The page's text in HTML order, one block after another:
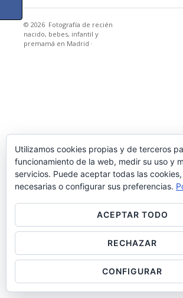
© 2026 Fotografía de recién
nacido, bebes, infantil y
premamá en Madrid ·
Utilizamos cookies propias y de terceros
funcionamiento de la web, medir su uso y
servicios. Puede aceptar todas las
necesarias o configurar sus preferencias.
ACEPTAR TODO
RECHAZAR
CONFIGURAR